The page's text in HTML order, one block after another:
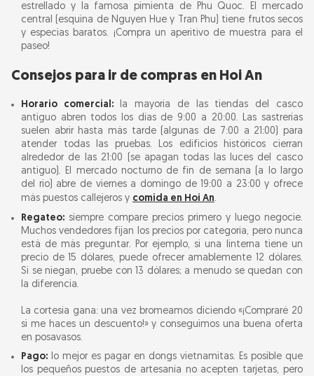
estrellado y la famosa pimienta de Phu Quoc. El mercado
central (esquina de Nguyen Hue y Tran Phu) tiene frutos secos
y especias baratos. ¡Compra un aperitivo de muestra para el
paseo!
Consejos para ir de compras en Hoi An
Horario comercial:la mayoría de las tiendas del casco
antiguo abren todos los días de 9:00 a 20:00. Las sastrerías
suelen abrir hasta más tarde (algunas de 7:00 a 21:00) para
atender todas las pruebas. Los edificios históricos cierran
alrededor de las 21:00 (se apagan todas las luces del casco
antiguo). El mercado nocturno de fin de semana (a lo largo
del río) abre de viernes a domingo de 19:00 a 23:00 y ofrece
más puestos callejeros y comida en Hoi An.
Regateo: siempre compare precios primero y luego negocie.
Muchos vendedores fijan los precios por categoría, pero nunca
está de más preguntar. Por ejemplo, si una linterna tiene un
precio de 15 dólares, puede ofrecer amablemente 12 dólares.
Si se niegan, pruebe con 13 dólares; a menudo se quedan con
la diferencia.
La cortesía gana: una vez bromeamos diciendo «¡Compraré 20
si me haces un descuento!» y conseguimos una buena oferta
en posavasos.
Pago: lo mejor es pagar en dongs vietnamitas. Es posible que
los pequeños puestos de artesanía no acepten tarjetas, pero